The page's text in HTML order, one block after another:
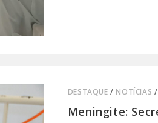
DESTAQUE /NOTÍCIAS
Meningite: